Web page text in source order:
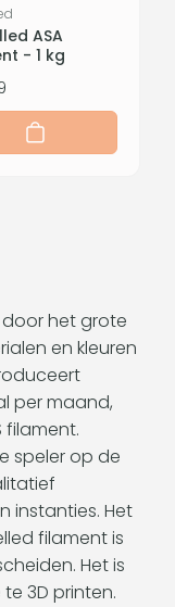
ASA
- 1 kg
door het grote
en kleuren
per maand,
filament.
speler op de
instanties. Het
filament is
Het is
3D printen.